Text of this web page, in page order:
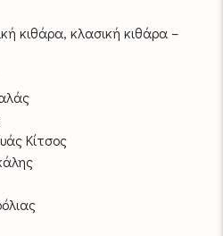
κιθάρα, κλασική κιθάρα –
Κίτσος